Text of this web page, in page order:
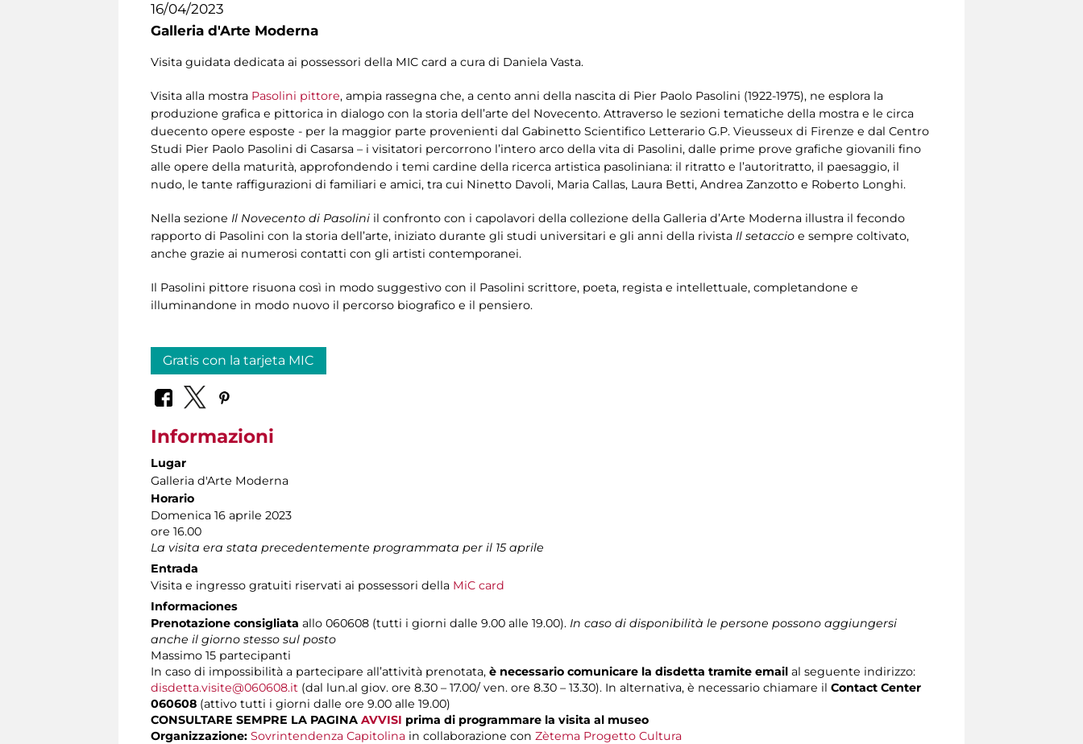
16/04/2023
Galleria d'Arte Moderna
Visita guidata dedicata ai possessori della MIC card a cura di Daniela Vasta.
Visita alla mostra Pasolini pittore, ampia rassegna che, a cento anni della nascita di Pier Paolo Pasolini (1922-1975), ne esplora la
produzione grafica e pittorica in dialogo con la storia dell’arte del Novecento. Attraverso le sezioni tematiche della mostra e le circa
duecento opere esposte - per la maggior parte provenienti dal Gabinetto Scientifico Letterario G.P. Vieusseux di Firenze e dal Centro
Studi Pier Paolo Pasolini di Casarsa – i visitatori percorrono l’intero arco della vita di Pasolini, dalle prime prove grafiche giovanili fino
alle opere della maturità, approfondendo i temi cardine della ricerca artistica pasoliniana: il ritratto e l’autoritratto, il paesaggio, il
nudo, le tante raffigurazioni di familiari e amici, tra cui Ninetto Davoli, Maria Callas, Laura Betti, Andrea Zanzotto e Roberto Longhi.
Nella sezione Il Novecento di Pasolini il confronto con i capolavori della collezione della Galleria d’Arte Moderna illustra il fecondo
rapporto di Pasolini con la storia dell’arte, iniziato durante gli studi universitari e gli anni della rivista Il setaccio e sempre coltivato,
anche grazie ai numerosi contatti con gli artisti contemporanei.
Il Pasolini pittore risuona così in modo suggestivo con il Pasolini scrittore, poeta, regista e intellettuale, completandone e
illuminandone in modo nuovo il percorso biografico e il pensiero.
Gratis con la tarjeta MIC
Informazioni
Lugar
Galleria d'Arte Moderna
Horario
Domenica 16 aprile 2023
ore 16.00
La visita era stata precedentemente programmata per il 15 aprile
Entrada
Visita e ingresso gratuiti riservati ai possessori della MiC card
Informaciones
Prenotazione consigliata allo 060608 (tutti i giorni dalle 9.00 alle 19.00). In caso di disponibilità le persone possono aggiungersi
anche il giorno stesso sul posto
Massimo 15 partecipanti
In caso di impossibilità a partecipare all’attività prenotata, è necessario comunicare la disdetta tramite email al seguente indirizzo:
disdetta.visite@060608.it (dal lun.al giov. ore 8.30 – 17.00/ ven. ore 8.30 – 13.30). In alternativa, è necessario chiamare il Contact Center
060608 (attivo tutti i giorni dalle ore 9.00 alle 19.00)
CONSULTARE SEMPRE LA PAGINA AVVISI prima di programmare la visita al museo
Organizzazione: Sovrintendenza Capitolina in collaborazione con Zètema Progetto Cultura